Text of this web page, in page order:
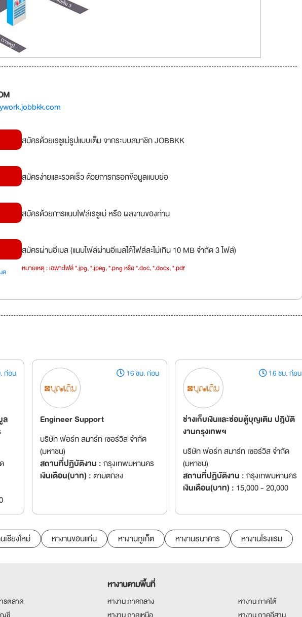
สมัครด้วยเรซูเม่รูปแบบเต็ม จากระบบสมาชิก JOBBKK
สมัครง่ายและรวดเร็ว ด้วยการกรอกข้อมูลแบบย่อ
สมัครด้วยการแนบไฟล์เรซูเม่ หรือ ผลงานของท่าน
ล
สมัครผ่านอีเมล (แนบไฟล์ผ่านอีเมลได้ไฟล์ละไม่เกิน 10 MB จำกัด 3 ไฟล์)
หมายเหตุ : เฉพาะไฟล์ *.jpg, *.jpeg, *.png หรือ *.doc, *.docx, *.pdf
ก่อน
ล
16 ชม. ก่อน
Engineer Support
บริษัท ฟอร์ท สมาร์ท เซอร์วิส จำกัด
(มหาชน)
สถานที่ปฏิบัติงาน :กรุงเทพมหานคร
เงินเดือน(บาท) :ตามตกลง
16 ชม. ก่อน
ช่างเก็บเงินและซ่อมตู้บุญเติม ปฎิบัติ
งานกรุงเทพฯ
บริษัท ฟอร์ท สมาร์ท เซอร์วิส จำกัด
(มหาชน)
สถานที่ปฏิบัติงาน :กรุงเทพมหานคร
เงินเดือน(บาท) : 15,000 - 20,000
เชียงใหม่ หางานขอนแก่น หางานภูเก็ต หางานธนาคาร หางานโรงแรม
รตลาด
หางานตามพื้นที่
หางาน ภาคกลาง
หางาน ภาคใต้